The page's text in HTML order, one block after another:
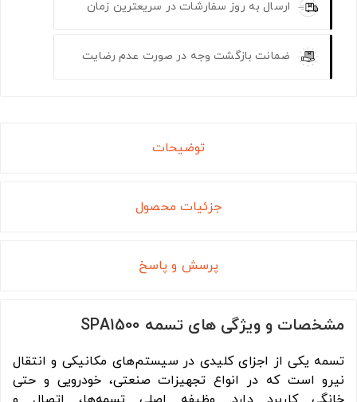
ارسال به روز سفارشات در سریعترین زمان
ضمانت بازگشت وجه در صورت عدم رضایت
توضیحات
جزئیات محصول
پرسش و پاسخ
مشخصات و ویژگی های تسمه SPA1500
تسمه یکی از اجزای کلیدی در سیستم‌های مکانیکی و انتقال
نیرو است که در انواع تجهیزات صنعتی، خودرویی و حتی